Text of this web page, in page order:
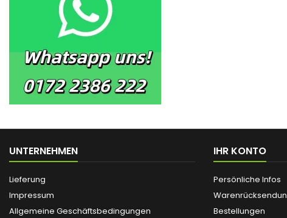
UNTERNEHMEN
Lieferung
Impressum
Allgemeine Geschäftsbedingungen
IHR KONTO
Persönliche Infos
Bestellungen